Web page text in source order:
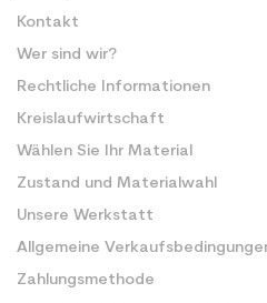
Kontakt
Wer sind wir?
Rechtliche Informationen
Kreislaufwirtschaft
Wählen Sie Ihr Material
Zustand und Materialwahl
Unsere Werkstatt
Allgemeine
Zahlungsmethode